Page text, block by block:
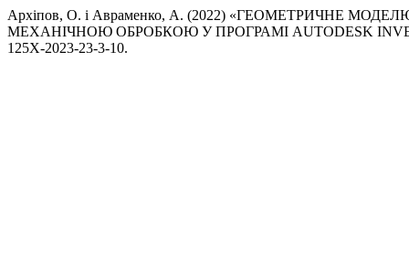
Архіпов, О. і Авраменко, А. (2022) «ГЕОМЕТРИЧНЕ
МЕХАНІЧНОЮ ОБРОБКОЮ У ПРОГРАМІ AUTODESK
125X-2023-23-3-10.